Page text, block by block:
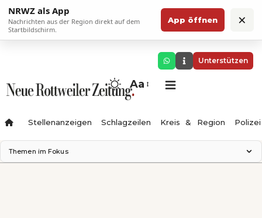
NRWZ als App
Nachrichten aus der Region direkt auf dem
Startbildschirm.
App öffnen ×
Unterstützen
Aa
Stellenanzeigen Schlagzeilen Kreis & Region Polizei
Themen im Fokus